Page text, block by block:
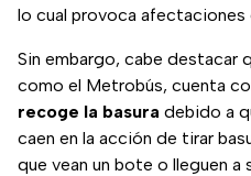
lo cual provoca afectaciones
Sin embargo, cabe destacar
como el Metrobús, cuenta
recoge la basura debido a
caen en la acción de tirar
que vean un bote o lleguen a